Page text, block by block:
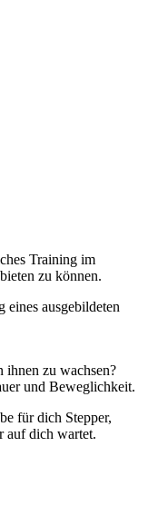
Training im
zu können.
ausgebildeten
ihnen zu wachsen?
und Beweglichkeit.
für dich Stepper,
auf dich wartet.